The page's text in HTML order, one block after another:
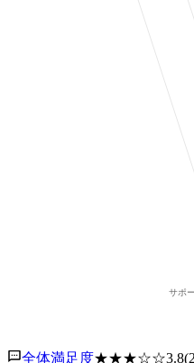
全体満足度★★★☆☆3.8(